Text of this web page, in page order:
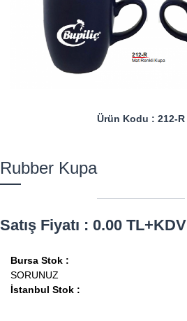
Rubber Kupa
Ürün Kodu : 212-R
Satış Fiyatı : 0.00 TL+KDV
Bursa Stok :
SORUNUZ
İstanbul Stok :